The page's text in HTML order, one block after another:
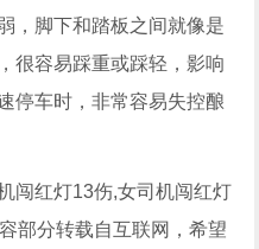
，脚下和踏板之间就像是
很容易踩重或踩轻，影响
停车时，非常容易失控酿
闯红灯13伤,女司机闯红灯
部分转载自互联网，希望